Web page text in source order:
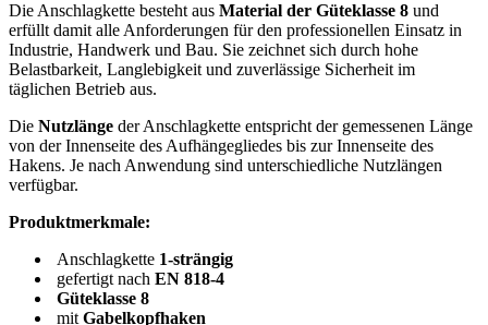
Die Anschlagkette besteht aus Material der Güteklasse 8 und
erfüllt damit alle Anforderungen für den professionellen Einsatz in
Industrie, Handwerk und Bau. Sie zeichnet sich durch hohe
Belastbarkeit, Langlebigkeit und zuverlässige Sicherheit im
täglichen Betrieb aus.
Die Nutzlänge der Anschlagkette entspricht der gemessenen Länge
von der Innenseite des Aufhängegliedes bis zur Innenseite des
Hakens. Je nach Anwendung sind unterschiedliche Nutzlängen
verfügbar.
Produktmerkmale:
Anschlagkette 1-strängig
gefertigt nach EN 818-4
Güteklasse 8
mit Gabelkopfhaken